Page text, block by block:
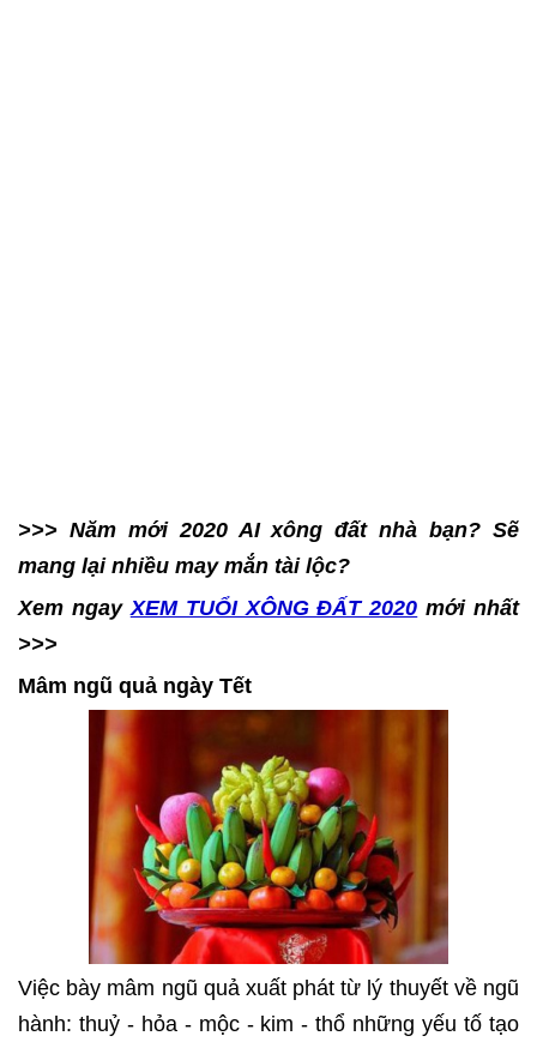
>>> Năm mới 2020 AI xông đất nhà bạn? Sẽ
mang lại nhiều may mắn tài lộc?
Xem ngayXEM TUỔI XÔNG ĐẤT 2020 mới nhất
>>>
Mâm ngũ quả ngày Tết
Việc bày mâm ngũ quả xuất phát từ lý thuyết về ngũ
hành: thuỷ - hỏa - mộc - kim - thổ những yếu tố tạo